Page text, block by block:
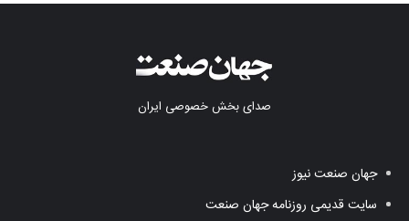
صدای بخش خصوصی ایران
جهان صنعت نیوز
سایت قدیمی روزنامه جهان صنعت